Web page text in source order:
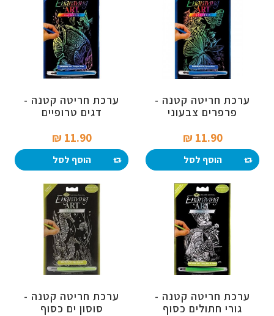
ערכת חריטה קטנה -
פרפרים צבעוני
11.90 ₪‎
הוסף לסל
ערכת חריטה קטנה -
דגים טרופיים
11.90 ₪‎
הוסף לסל
ערכת חריטה קטנה -
גורי חתולים כסוף
ערכת חריטה קטנה -
סוסון ים כסוף